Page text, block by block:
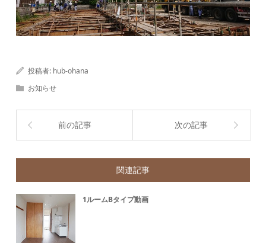
投稿者: hub-ohana
お知らせ
前の記事 次の記事
関連記事
1ルームBタイプ動画